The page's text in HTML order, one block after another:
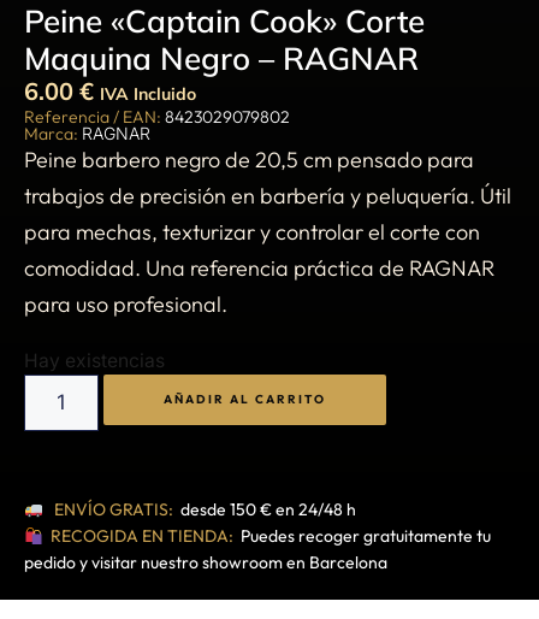
Peine «Captain Cook» Corte
Maquina Negro – RAGNAR
6.00 € IVA Incluido
Referencia / EAN: 8423029079802
Marca: RAGNAR
Peine barbero negro de 20,5 cm pensado para
trabajos de precisión en barbería y peluquería. Útil
para mechas, texturizar y controlar el corte con
comodidad. Una referencia práctica de RAGNAR
para uso profesional.
Hay existencias
AÑADIR AL CARRITO
ENVÍO GRATIS: desde 150 € en 24/48 h
RECOGIDA EN TIENDA: Puedes recoger gratuitamente tu
pedido y visitar nuestro showroom en Barcelona